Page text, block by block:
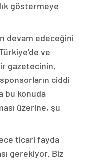
göstermeye
devam edeceğini
ve
gazetecinin,
ciddi
bu konuda
üzerine, şu
ticari fayda
gerekiyor. Biz